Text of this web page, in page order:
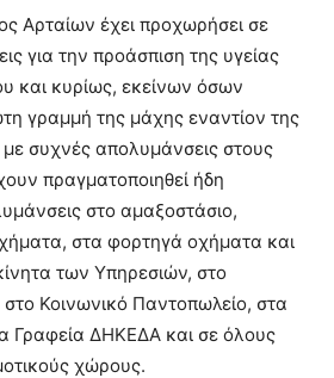
Αρταίων έχει προχωρήσει σε
για την προάσπιση της υγείας
και κυρίως, εκείνων όσων
γραμμή της μάχης εναντίον της
με συχνές απολυμάνσεις στους
πραγματοποιηθεί ήδη
στο αμαξοστάσιο,
στα φορτηγά οχήματα και
των Υπηρεσιών, στο
Κοινωνικό Παντοπωλείο, στα
Γραφεία ΔΗΚΕΔΑ και σε όλους
χώρους.